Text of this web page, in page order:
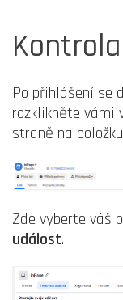
Po přihlášení se
rozklikněte vámi
straně na položku
Zde vyberte váš
událost.